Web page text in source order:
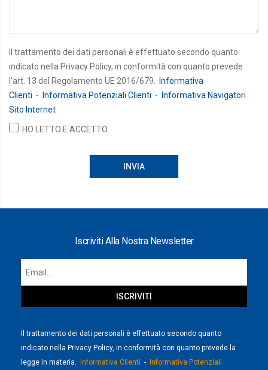
Il trattamento dei dati personali è effettuato secondo quanto
indicato nella Privacy Policy, in conformità con quanto prevede
l'art. 13 del Regolamento UE 2016/679.
Informativa
Clienti - Informativa Potenziali Clienti -
Informativa Navigatori
Sito Internet
HO LETTO E ACCETTO
Iscriviti Alla Nostra Newsletter
Il trattamento dei dati personali è effettuato secondo quanto
indicato nella Privacy Policy, in conformità con quanto prevede la
legge in materia.
Informativa Clienti -
Informativa Potenziali